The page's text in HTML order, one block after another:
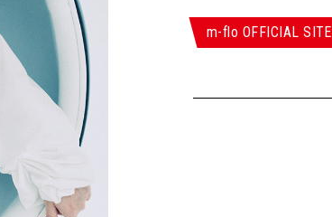
m-flo OFFICIAL SITE